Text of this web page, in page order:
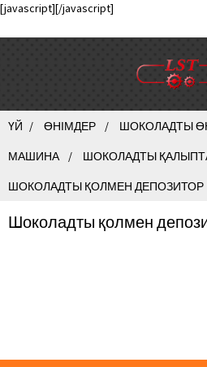
[javascript][/javascript]
ҮЙ ӨНІМДЕР ШОКОЛАДТЫ
МАШИНА ШОКОЛАДТЫ
ШОКОЛАДТЫ ҚОЛМЕН ДЕПОЗИТОР
Шоколадты қолмен